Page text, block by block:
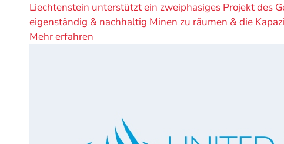
Liechtenstein unterstützt ein zweiphasiges Projekt des
eigenständig & nachhaltig Minen zu räumen & die
Mehr erfahren